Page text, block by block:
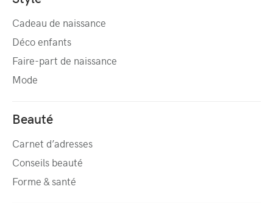
Cadeau de naissance
Déco enfants
Faire-part de naissance
Mode
Beauté
Carnet d’adresses
Conseils beauté
Forme & santé